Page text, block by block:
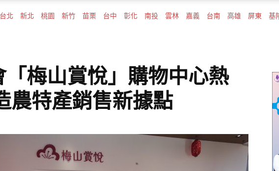
台北 新北 桃園 新竹 苗栗 台中 彰化 南投 雲林 嘉義 台南 高雄 屏東 基
梅山賞悅」購物中心熱
農特產銷售新據點